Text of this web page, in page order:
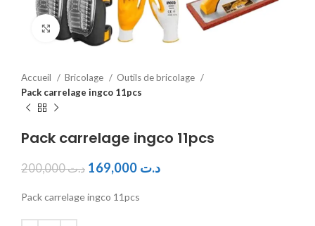
Click to enlarge
Accueil Bricolage
Outils de bricolage
Pack carrelage ingco 11pcs
Pack carrelage ingco 11pcs
د.ت200,000 د.ت
Pack carrelage ingco 11pcs